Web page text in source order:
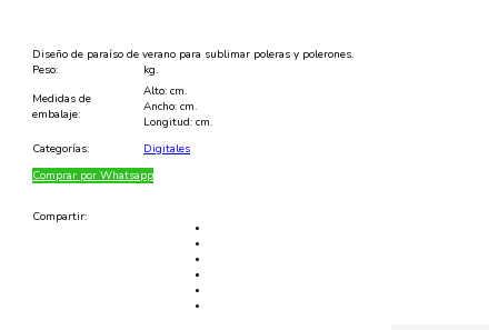
-
JPG
EPS
cantidad
Diseño de paraíso de verano para sublimar poleras y polerones.
Peso:
kg.
Medidas de
embalaje:
Alto: cm.
Ancho: cm.
Longitud: cm.
Categorías:
Digitales
Comprar por Whatsapp
Compartir: